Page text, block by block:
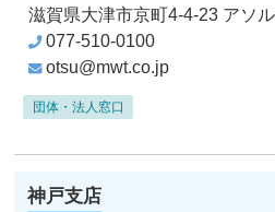
滋賀県大津市京町4-4-23アソ
077-510-0100
otsu@mwt.co.jp
団体・法人窓口
神戸支店